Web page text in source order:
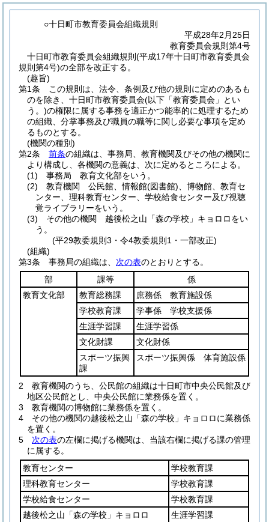
○十日町市教育委員会組織規則
平成28年2月25日
教育委員会規則第4号
十日町市教育委員会組織規則(平成17年十日町市教育委員会
規則第4号)の全部を改正する。
(趣旨)
第1条
この規則は、法令、条例及び他の規則に定めのあるも
のを除き、十日町市教育委員会(以下「教育委員会」とい
う。)の権限に属する事務を適正かつ能率的に処理するため
の組織、分掌事務及び職員の職等に関し必要な事項を定め
るものとする。
(機関の種別)
第2条
前条の組織は、事務局、教育機関及びその他の機関に
より構成し、各機関の意義は、次に定めるところによる。
(1)
事務局 教育文化部をいう。
(2)
教育機関 公民館、情報館(図書館) 、博物館、教育セ
ンター、理科教育センター、学校給食センター及び視聴
覚ライブラリーをいう。
(3)
その他の機関 越後松之山「森の学校」キョロロをい
う。
(平29教委規則3・令4教委規則1・一部改正)
(組織)
第3条
事務局の組織は、 次の表のとおりとする。
部
課等
係
教育文化部
教育総務課
庶務係 教育施設係
学校教育課
学事係 学校支援係
生涯学習課
生涯学習係
文化財課
文化財係
スポーツ振興
課
スポーツ振興係 体育施設係
2
教育機関のうち、公民館の組織は十日町市中央公民館及び
地区公民館とし、中央公民館に業務係を置く。
3
教育機関の博物館に業務係を置く。
4
その他の機関の越後松之山「森の学校」キョロロに業務係
を置く。
5
次の表の左欄に掲げる機関は、当該右欄に掲げる課の管理
に属する。
教育センター
学校教育課
理科教育センター
学校教育課
学校給食センター
学校教育課
越後松之山「森の学校」キョロロ
生涯学習課